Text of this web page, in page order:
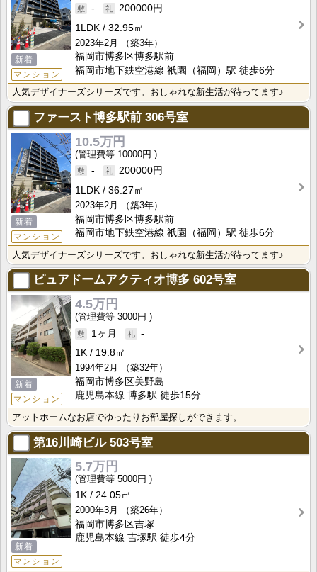
新着
マンション
-
200000円
1LDK
32.95㎡
2023年2月
（築3年）
福岡市博多区博多駅前
福岡市地下鉄空港線 祇園（福岡）駅 徒歩6分
人気デザイナーズシリーズです。おしゃれな新生活が待ってます♪
ファースト博多駅前 306号室
新着
マンション
10.5万円
10000円
-
200000円
1LDK
36.27㎡
2023年2月
（築3年）
福岡市博多区博多駅前
福岡市地下鉄空港線 祇園（福岡）駅 徒歩6分
人気デザイナーズシリーズです。おしゃれな新生活が待ってます♪
ピュアドームアクティオ博多 602号室
新着
マンション
4.5万円
3000円
1ヶ月
-
1K
19.8㎡
1994年2月
（築32年）
福岡市博多区美野島
鹿児島本線 博多駅 徒歩15分
アットホームなお店でゆったりお部屋探しができます。
第16川崎ビル503号室
新着
マンション
5.7万円
5000円
1K
24.05㎡
2000年3月
（築26年）
福岡市博多区吉塚
鹿児島本線 吉塚駅 徒歩4分